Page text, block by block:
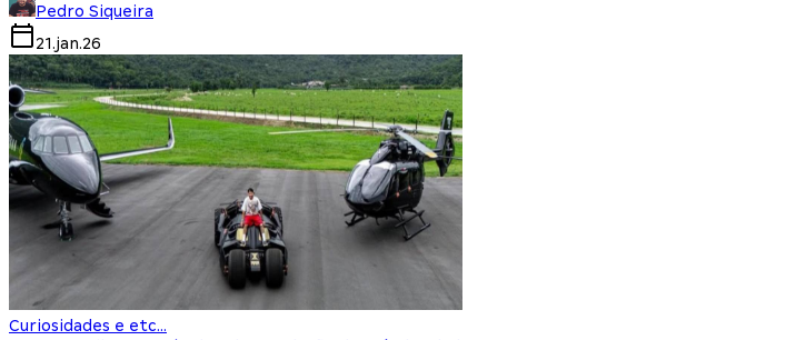
Pedro Siqueira
21.jan.26
Curiosidades e etc...